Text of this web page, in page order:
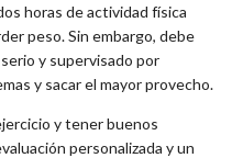
horas de actividad física
peso. Sin embargo, debe
y supervisado por
y sacar el mayor provecho.
y tener buenos
personalizada y un